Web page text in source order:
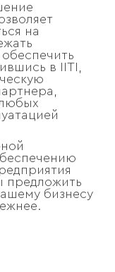
на
в IITI,
предложить
бизнесу